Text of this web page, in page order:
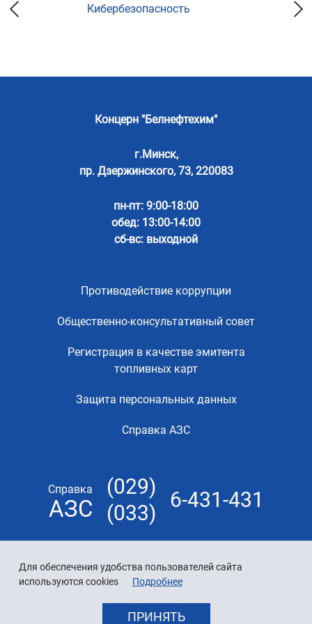
Для обеспечения удобства пользователей сайта
используются cookies
Подробнее
ПРИНЯТЬ
Кибербезопасность
Концерн "Белнефтехим"
г.Минск,
пр. Дзержинского, 73, 220083
пн-пт: 9:00-18:00
обед: 13:00-14:00
сб-вс: выходной
Противодействие коррупции
Общественно-консультативный совет
Регистрация в качестве эмитента
топливных карт
Защита персональных данных
Справка АЗС
Справка
АЗС
(029)
(033)
6-431-431